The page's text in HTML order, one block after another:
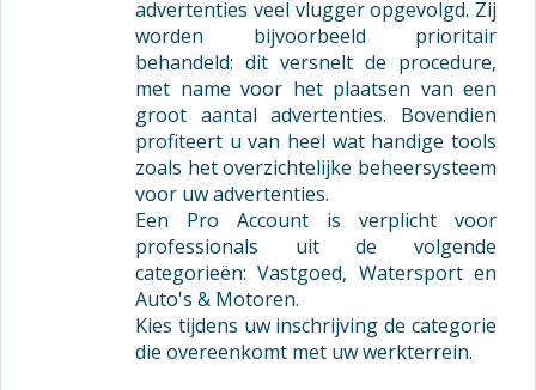
advertenties veel vlugger opgevolgd. Zij
worden bijvoorbeeld prioritair
behandeld: dit versnelt de procedure,
met name voor het plaatsen van een
groot aantal advertenties. Bovendien
profiteert u van heel wat handige tools
zoals het overzichtelijke beheersysteem
voor uw advertenties.
Een Pro Account is verplicht voor
professionals uit de volgende
categorieën: Vastgoed, Watersport en
Auto's & Motoren.
Kies tijdens uw inschrijving de categorie
die overeenkomt met uw werkterrein.